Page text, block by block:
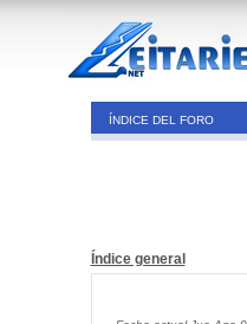
ÍNDICE DEL FORO
Índice general